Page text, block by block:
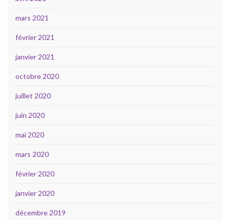
mars 2021
février 2021
janvier 2021
octobre 2020
juillet 2020
juin 2020
mai 2020
mars 2020
février 2020
janvier 2020
décembre 2019